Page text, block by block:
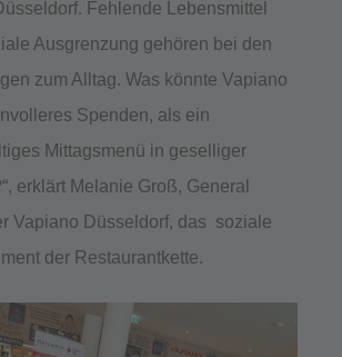
Fehlende Lebensmittel
Ausgrenzung gehören bei den
zum Alltag. Was könnte Vapiano
Spenden, als ein
Mittagsmenü in geselliger
erklärt Melanie Groß, General
Vapiano Düsseldorf, das soziale
der Restaurantkette.